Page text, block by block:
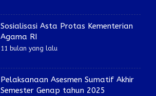
Sosialisasi Asta Protas Kementerian
Agama RI
11 bulan yang lalu
Pelaksanaan Asesmen Sumatif Akhir
Semester Genap tahun 2025